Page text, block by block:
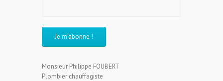
Monsieur Philippe FOUBERT
Plombier chauffagiste